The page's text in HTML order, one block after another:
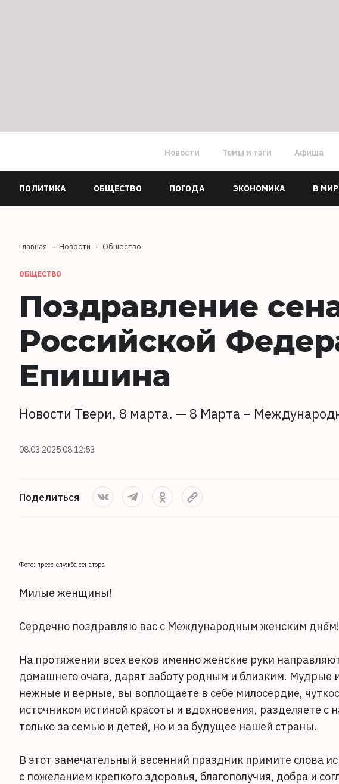
Новости Темы и тэги Афиша
ПОЛИТИКА ОБЩЕСТВО ПОГОДА ЭКОНОМИКА В
Главная Новости Общество
ОБЩЕСТВО
Поздравление
Российской
Епишина
Новости Твери, 8 марта. — 8 Марта –
08.03.2025 08:12:53
Поделиться
Фото: пресс-служба сенатора
Милые женщины!
Сердечно поздравляю вас с Международным женским днём!
На протяжении всех веков именно женские руки
домашнего очага, дарят заботу родным и близким. Мудрые
нежные и верные, вы воплощаете в себе милосердие,
источником истиной красоты и вдохновения, разделяете с
только за семью и детей, но и за будущее нашей страны.
В этот замечательный весенний праздник примите слова
с пожеланием крепкого здоровья, благополучия, добра и